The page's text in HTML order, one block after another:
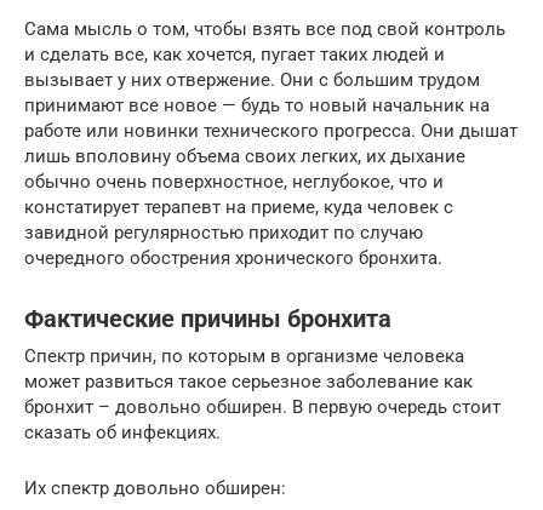
Сама мысль о том, чтобы взять все под свой контроль
и сделать все, как хочется, пугает таких людей и
вызывает у них отвержение. Они с большим трудом
принимают все новое — будь то новый начальник на
работе или новинки технического прогресса. Они дышат
лишь вполовину объема своих легких, их дыхание
обычно очень поверхностное, неглубокое, что и
констатирует терапевт на приеме, куда человек с
завидной регулярностью приходит по случаю
очередного обострения хронического бронхита.
Фактические причины бронхита
Спектр причин, по которым в организме человека
может развиться такое серьезное заболевание как
бронхит – довольно обширен. В первую очередь стоит
сказать об инфекциях.
Их спектр довольно обширен: